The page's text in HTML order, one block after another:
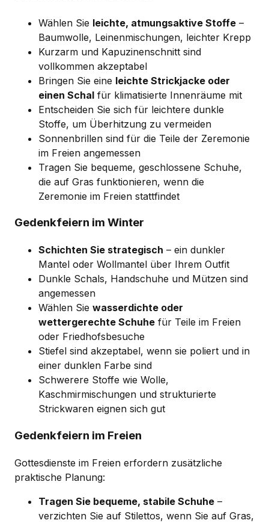
Wählen Sie leichte, atmungsaktive Stoffe –
Baumwolle, Leinenmischungen, leichter Krepp
Kurzarm und Kapuzinenschnitt sind
vollkommen akzeptabel
Bringen Sie eine leichte Strickjacke oder
einen Schal für klimatisierte Innenräume mit
Entscheiden Sie sich für leichtere dunkle
Stoffe, um Überhitzung zu vermeiden
Sonnenbrillen sind für die Teile der Zeremonie
im Freien angemessen
Tragen Sie bequeme, geschlossene Schuhe,
die auf Gras funktionieren, wenn die
Zeremonie im Freien stattfindet
Gedenkfeiern im Winter
Schichten Sie strategisch – ein dunkler
Mantel oder Wollmantel über Ihrem Outfit
Dunkle Schals, Handschuhe und Mützen sind
angemessen
Wählen Sie wasserdichte oder
wettergerechte Schuhe für Teile im Freien
oder Friedhofsbesuche
Stiefel sind akzeptabel, wenn sie poliert und in
einer dunklen Farbe sind
Schwerere Stoffe wie Wolle,
Kaschmirmischungen und strukturierte
Strickwaren eignen sich gut
Gedenkfeiern im Freien
Gottesdienste im Freien erfordern zusätzliche
praktische Planung:
Tragen Sie bequeme, stabile Schuhe –
verzichten Sie auf Stilettos, wenn Sie auf Gras,